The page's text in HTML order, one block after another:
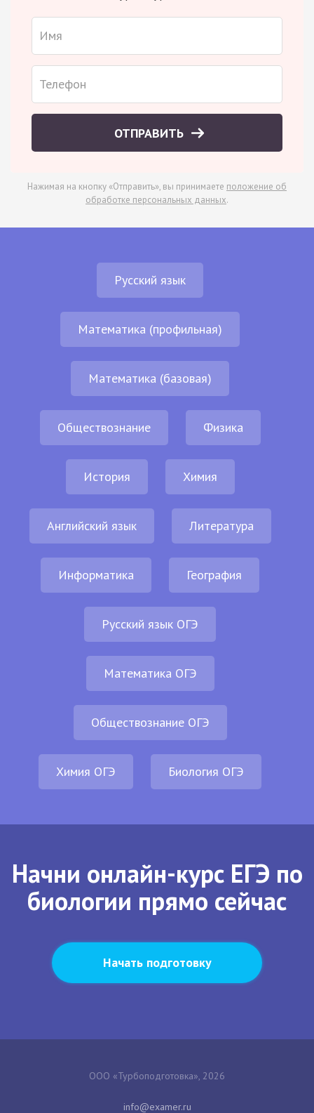
ОТПРАВИТЬ
Нажимая на кнопку «Отправить», вы принимаете положение об
обработке персональных данных.
Русский язык
Математика (профильная)
Математика (базовая)
Обществознание Физика
История Химия
Английский язык Литература
Информатика География
Русский язык ОГЭ
Математика ОГЭ
Обществознание ОГЭ
Химия ОГЭ Биология ОГЭ
Начни онлайн-курс ЕГЭ по
биологии прямо сейчас
Начать подготовку
ООО «Турбоподготовка», 2026